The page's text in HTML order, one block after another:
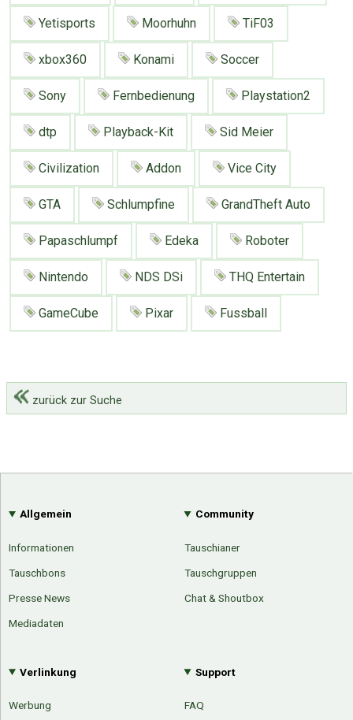
Google
Tauschbons
Mediadaten
Neue Artikel
Erweitere Suche
Zufallsartikel
Kategoriewolke
Tagwolke
Yetisports Moorhuhn TiF03
xbox360 Konami Soccer
Sony Fernbedienung Playstation2
dtp Playback-Kit Sid Meier
Civilization Addon Vice City
GTA Schlumpfine GrandTheft Auto
Papaschlumpf Edeka Roboter
Nintendo NDS DSi THQ Entertain
GameCube Pixar Fussball
zurück zur Suche
Allgemein
Informationen
Tauschbons
Presse News
Mediadaten
Community
Tauschianer
Tauschgruppen
Chat & Shoutbox
Verlinkung
Werbung
Support
FAQ